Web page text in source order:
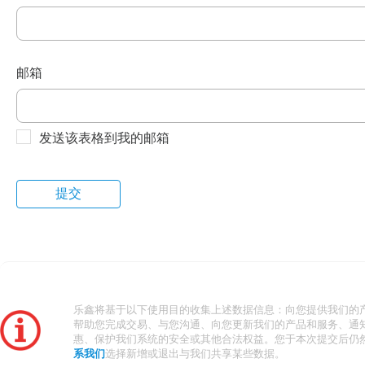
邮箱
发送该表格到我的邮箱
乐鑫将基于以下使用目的收集上述数据信息：向您提供我们的
帮助您完成交易、与您沟通、向您更新我们的产品和服务、通
惠、保护我们系统的安全或其他合法权益。您于本次提交后仍
系我们 选择新增或退出与我们共享某些数据。